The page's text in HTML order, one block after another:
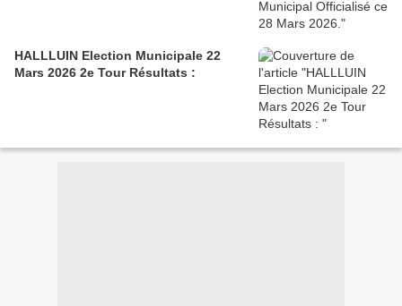
HALLLUIN Election Municipale 22
Mars 2026 2e Tour Résultats :